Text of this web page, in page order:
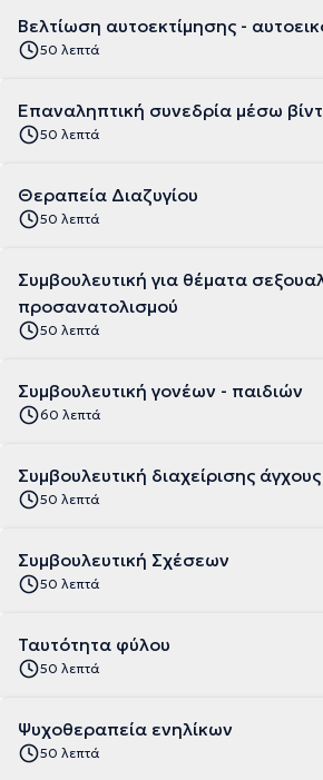
Βελτίωση αυτοεκτίμησης -
50 λεπτά
Επαναληπτική συνεδρία μέσω
50 λεπτά
Θεραπεία Διαζυγίου
50 λεπτά
Συμβουλευτική για θέματα
προσανατολισμού
50 λεπτά
Συμβουλευτική γονέων - παιδιών
60 λεπτά
Συμβουλευτική διαχείρισης
50 λεπτά
Συμβουλευτική Σχέσεων
50 λεπτά
Ταυτότητα φύλου
50 λεπτά
Ψυχοθεραπεία ενηλίκων
50 λεπτά